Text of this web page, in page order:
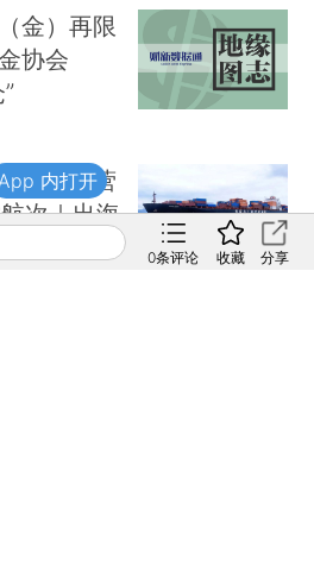
金）再限
协会
航道运营
次｜出海
0条评论 收藏 分享
内打开